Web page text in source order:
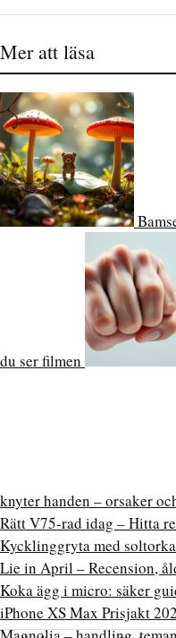
Mer att läsa
du ser filmen
knyter handen – orsaker
Rätt V75-rad idag – Hitta
Kycklinggryta med
Lie in April – Recension,
Koka ägg i micro: säker
iPhone XS Max Prisjakt